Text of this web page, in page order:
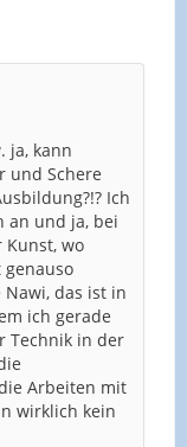
ja, kann
und Schere
Ich
an und ja, bei
Kunst, wo
das ist in
ich gerade
Technik in der
Arbeiten mit
wirklich kein